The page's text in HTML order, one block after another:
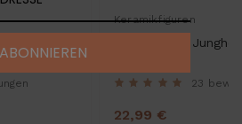
Keramikfiguren
23
22,99 €
ABONNIEREN